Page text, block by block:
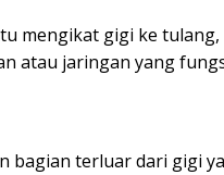
mengikat gigi ke
atau jaringan yang
bagian terluar dari gigi